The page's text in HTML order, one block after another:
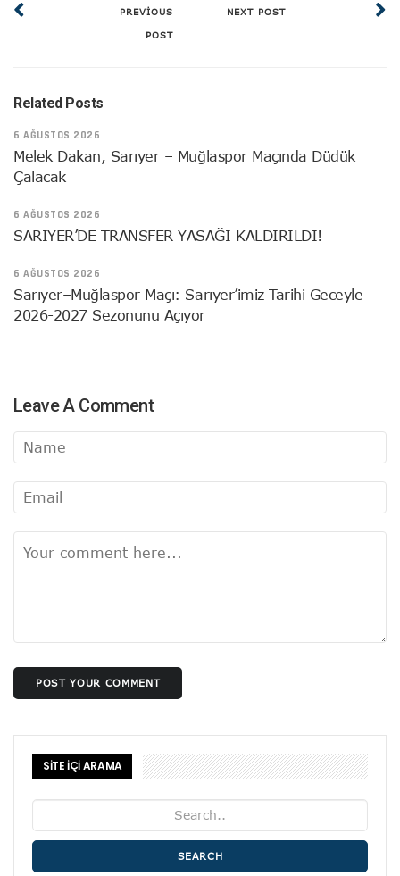
PREVIOUS
POST
NEXT POST
Related Posts
6 AĞUSTOS 2026
Melek Dakan, Sarıyer – Muğlaspor Maçında Düdük
Çalacak
6 AĞUSTOS 2026
SARIYER’DE TRANSFER YASAĞI KALDIRILDI!
6 AĞUSTOS 2026
Sarıyer–Muğlaspor Maçı: Sarıyer’imiz Tarihi Geceyle
2026-2027 Sezonunu Açıyor
Leave A Comment
POST YOUR COMMENT
SİTE İÇİ ARAMA
SEARCH